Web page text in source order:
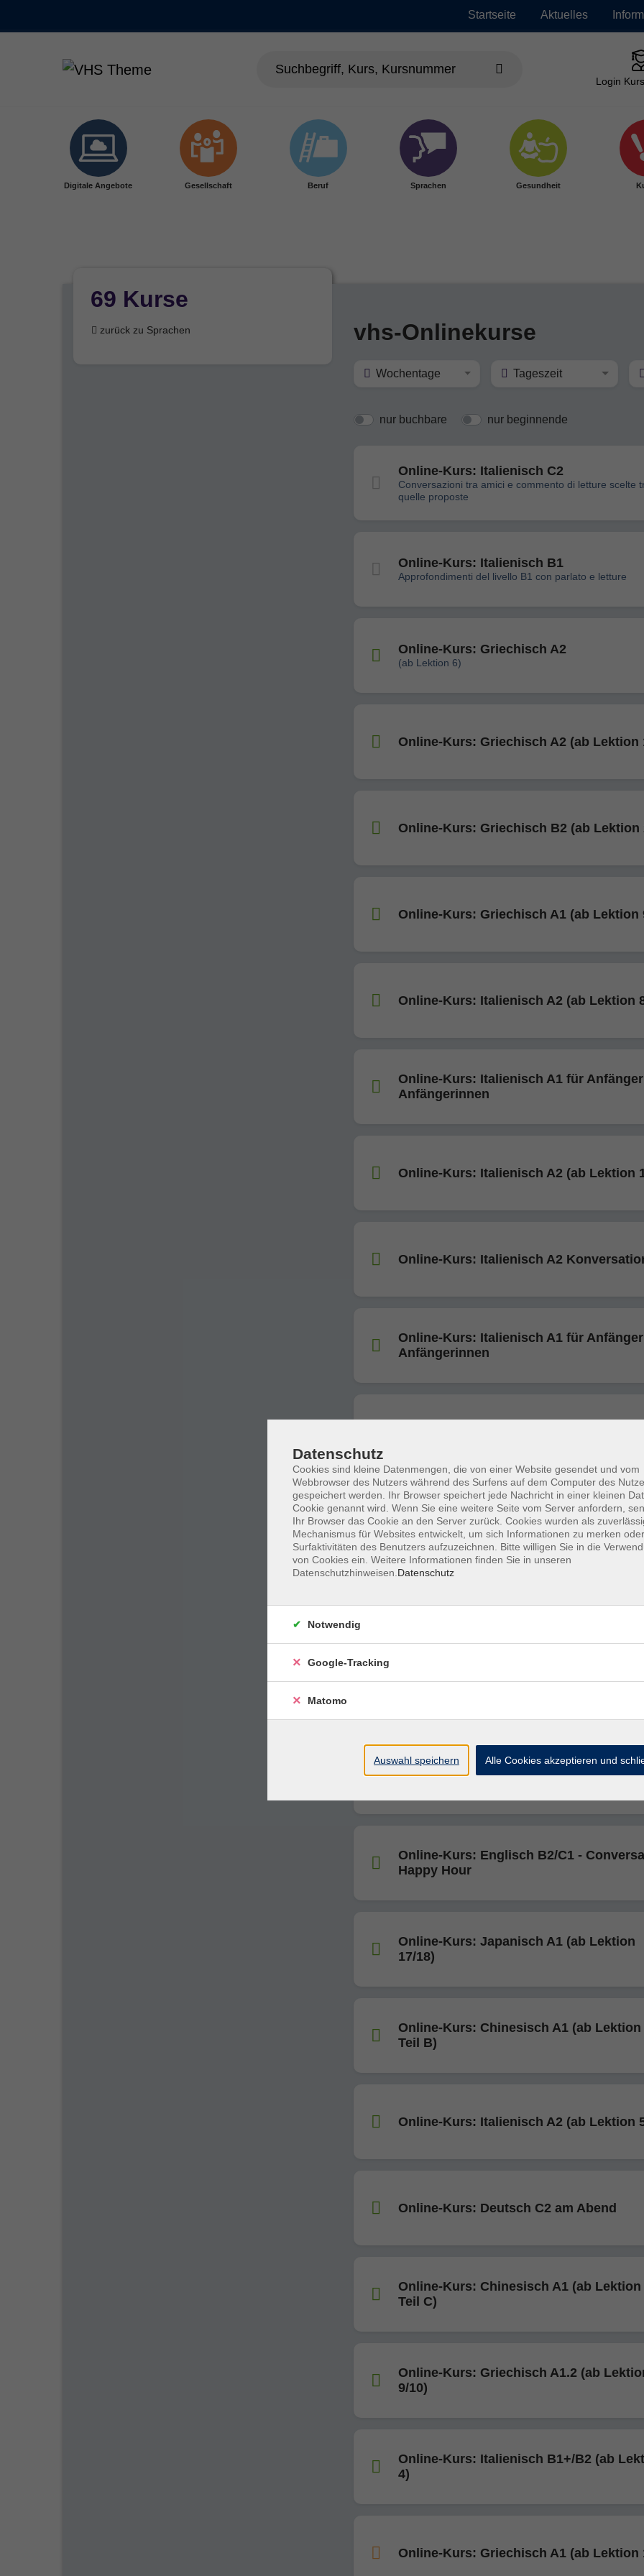
Startseite Aktuelles
Login
Digitale Angebote Gesellschaft Beruf Sprachen Gesundheit
69 Kurse
zurück zu Sprachen vhs-Onlinekurse
Wochentage Tageszeit
nur buchbare nur beginnende
Online-Kurs: Italienisch C2
Conversazioni tra amici e commento di letture scelte
quelle proposte
Online-Kurs: Italienisch B1
Approfondimenti del livello B1 con parlato e letture
Online-Kurs: Griechisch A2
(ab Lektion 6)
Online-Kurs: Griechisch A2 (ab Lektion
Online-Kurs: Griechisch B2 (ab Lektion
Online-Kurs: Griechisch A1 (ab Lektion
Online-Kurs: Italienisch A2 (ab Lektion
Online-Kurs: Italienisch A1 für
Anfängerinnen
Online-Kurs: Italienisch A2 (ab Lektion
Online-Kurs: Italienisch A2
Online-Kurs: Italienisch A1 für
Anfängerinnen
Online-Kurs: Spanisch A1 (ab Lektion 7)
Inspiring Ideas through TED Talks
Online-Kurs: Spanisch in der
Online-Kurs: Italienisch C1
Online-Kurs: Englisch B2/C1 -
Happy Hour
Online-Kurs: Japanisch A1 (ab Lektion
17/18)
Online-Kurs: Chinesisch A1 (ab Lektion
Teil B)
Online-Kurs: Italienisch A2 (ab Lektion
Online-Kurs: Deutsch C2 am Abend
Online-Kurs: Chinesisch A1 (ab Lektion
Teil C)
Online-Kurs: Griechisch A1.2 (ab
9/10)
Online-Kurs: Italienisch B1+/B2 (ab
4)
Online-Kurs: Griechisch A1 (ab Lektion
Datenschutz
Cookies sind kleine Datenmengen, die von einer Website gesendet und vom
Webbrowser des Nutzers während des Surfens auf dem Computer des
gespeichert werden. Ihr Browser speichert jede Nachricht in einer kleinen
Cookie genannt wird. Wenn Sie eine weitere Seite vom Server anfordern,
Ihr Browser das Cookie an den Server zurück. Cookies wurden als
Mechanismus für Websites entwickelt, um sich Informationen zu merken
Surfaktivitäten des Benutzers aufzuzeichnen. Bitte willigen Sie in die
von Cookies ein. Weitere Informationen finden Sie in unseren
Datenschutzhinweisen. Datenschutz
Notwendig
Google-Tracking
Matomo
Auswahl speichern Alle Cookies akzeptieren und